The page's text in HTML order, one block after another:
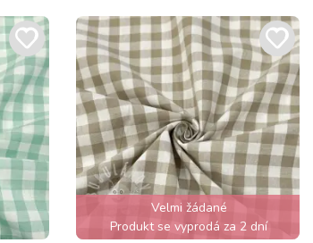
Velmi žádané
Produkt se vyprodá za 2 dní